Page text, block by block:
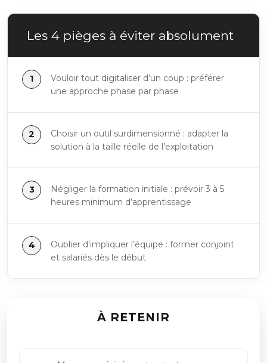
Les 4 pièges à éviter absolument
Vouloir tout digitaliser d’un coup : préférer
une approche phase par phase
Choisir un outil surdimensionné : adapter la
solution à la taille réelle de l’exploitation
Négliger la formation initiale : prévoir 3 à 5
heures minimum d’apprentissage
Oublier d’impliquer l’équipe : former conjoint
et salariés dès le début
À RETENIR